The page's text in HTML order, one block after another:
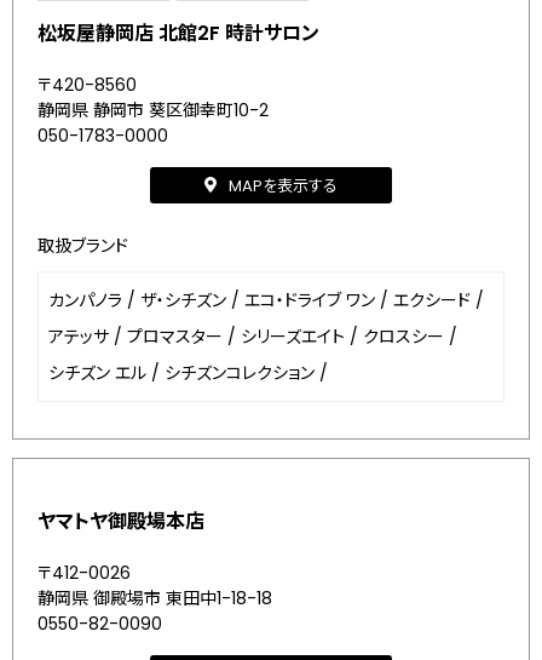
松坂屋静岡店 北館2F 時計サロン
〒420-8560
静岡県 静岡市 葵区御幸町10-2
050-1783-0000
MAPを表示する
取扱ブランド
カンパノラ / ザ・シチズン / エコ・ドライブ ワン / エクシード /
アテッサ / プロマスター / シリーズエイト / クロスシー /
シチズン エル / シチズンコレクション /
ヤマトヤ御殿場本店
〒412-0026
静岡県 御殿場市 東田中1-18-18
0550-82-0090